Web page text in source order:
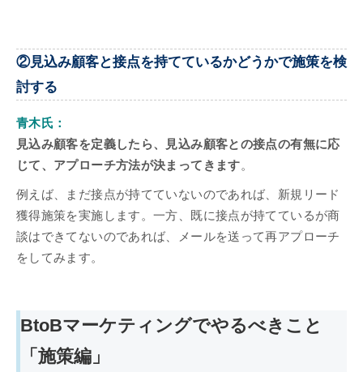
②見込み顧客と接点を持てているかどうかで施策を検
討する
青木氏：
見込み顧客を定義したら、見込み顧客との接点の有無に応
じて、アプローチ方法が決まってきます。
例えば、まだ接点が持てていないのであれば、新規リード
獲得施策を実施します。一方、既に接点が持てているが商
談はできてないのであれば、メールを送って再アプローチ
をしてみます。
BtoBマーケティングでやるべきこと
「施策編」